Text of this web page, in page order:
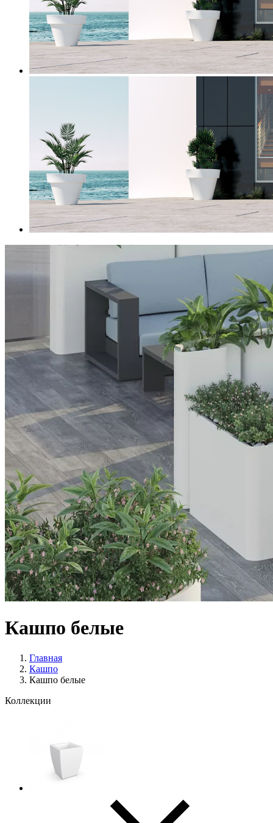
Кашпо белые
Главная
Кашпо
Кашпо белые
Коллекции